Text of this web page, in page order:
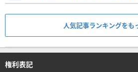
人気記事ランキングをも
権利表記